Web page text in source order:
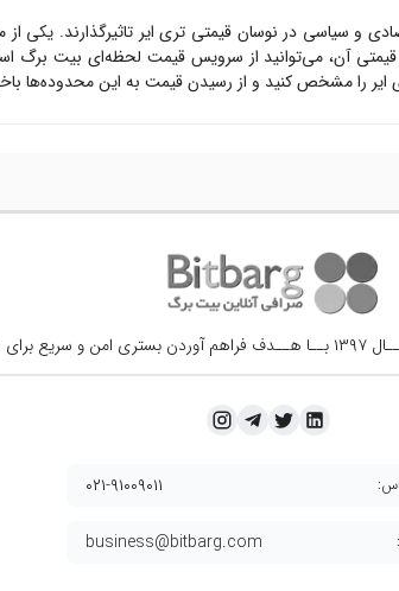
و سیاسی در نوسان قیمتی تری ایر تاثیرگذارند. یکی
آن، می‌توانید از سرویس قیمت لحظه‌ای بیت برگ
ایر را مشخص کنید و از رسیدن قیمت به این محدوده‌ها
بستری امن و سریع
business@bitbarg.com
۰۲۱-۹۱۰۰۹۰۱۱